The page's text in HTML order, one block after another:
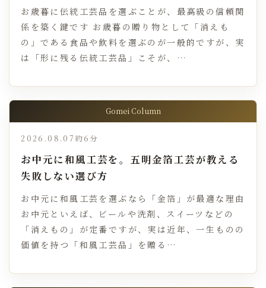
お歳暮に伝統工芸品を選ぶことが、最高級の信頼関
係を築く鍵です お歳暮の贈り物として「消えも
の」である食品や飲料を選ぶのが一般的ですが、実
は「形に残る伝統工芸品」こそが、…
Gomei Column
2026.08.07 約6分
お中元に和風工芸を。五明金箔工芸が教える
失敗しない選び方
お中元に和風工芸を選ぶなら「金箔」が最適な理由
お中元といえば、ビールや洗剤、スイーツなどの
「消えもの」が定番ですが、実は近年、一生ものの
価値を持つ「和風工芸品」を贈る…